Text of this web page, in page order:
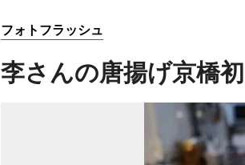
フォトフラッシュ
李さんの唐揚げ京橋